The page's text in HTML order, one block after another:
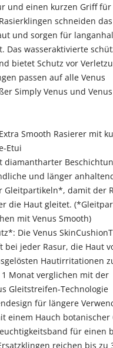
und einen kurzen Griff für
schneiden
und sorgen für
Das wasseraktivierte
bietet Schutz vor
passen auf alle Venus
Simply Venus und
Smooth Rasierer mit
Etui
diamantharter
und länger
Gleitpartikeln*, damit der
die Haut gleitet.
mit Venus Smooth)
Die Venus
bei jeder Rasur, die Haut
Hautirritationen
Monat verglichen mit der
Gleitstreifen-Technologie
für längere
einem Hauch botanischer
für einen
reichen bis zu